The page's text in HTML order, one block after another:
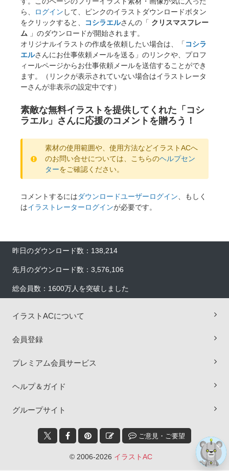
ら、
ログイン して、ピンクのイラストダウンロードボタン
をクリックすると、
コシラエルさんの「 クリスマスフレー
ム 」のダウンロードが開始されます。
オリジナルイラストの作成を依頼したい場合は、「 コシラ
エルさんにお仕事依頼メールを送る」のリンクや、プロフ
ィールページからお仕事依頼メールを送信することができ
ます。（リンクが表示されていない場合はイラストレータ
ーさんが非表示の設定中です）
素敵な無料イラストを提供してくれた「コシ
ラエル」さんに応援のコメントを贈ろう！
素材の使用範囲や、使用方法などイラストACへ
のお問い合せについては、こちらのヘルプセン
ターをご確認ください。
コメントするにはダウンロードユーザーログイン、もしく
はイラストレーターログインが必要です。
昨日のダウンロード数：138,214
先月のダウンロード数：3,576,106
総会員数：1600万人を突破しました
イラストACについて
会員登録
プレミアム会員サービス
ヘルプ＆ガイド
グループサイト
ご意見・ご要望
© 2006-2026 イラストAC